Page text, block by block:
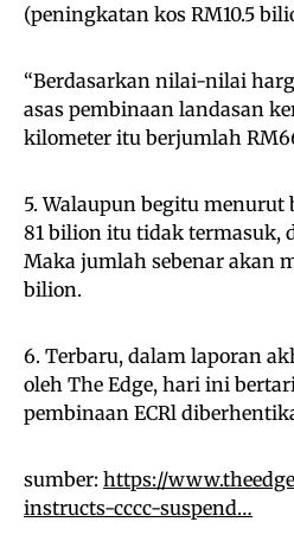
(peningkatan kos RM10.5
“Berdasarkan nilai-nilai
asas pembinaan landasan
kilometer itu berjumlah
5. Walaupun begitu
81 bilion itu tidak termasuk,
Maka jumlah sebenar akan
bilion.
6. Terbaru, dalam laporan
oleh The Edge, hari ini
pembinaan ECRl
sumber: https://
instructs-cccc-suspend…